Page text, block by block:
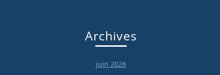
Archives
juin 2026